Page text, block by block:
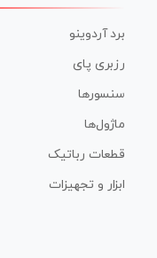
برد آردوینو
رزبری پای
سنسورها
ماژول‌ها
قطعات رباتیک
ابزار و تجهیزات